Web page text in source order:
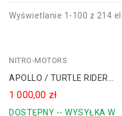
Wyświetlanie 1-100 z 214
NITRO-MOTORS
APOLLO / TURTLE RIDER
CROSS 10" Spalinowy 50 Cc
Dla Dziecka
1 000,00 zł
DOSTĘPNY -- WYSYŁKA W